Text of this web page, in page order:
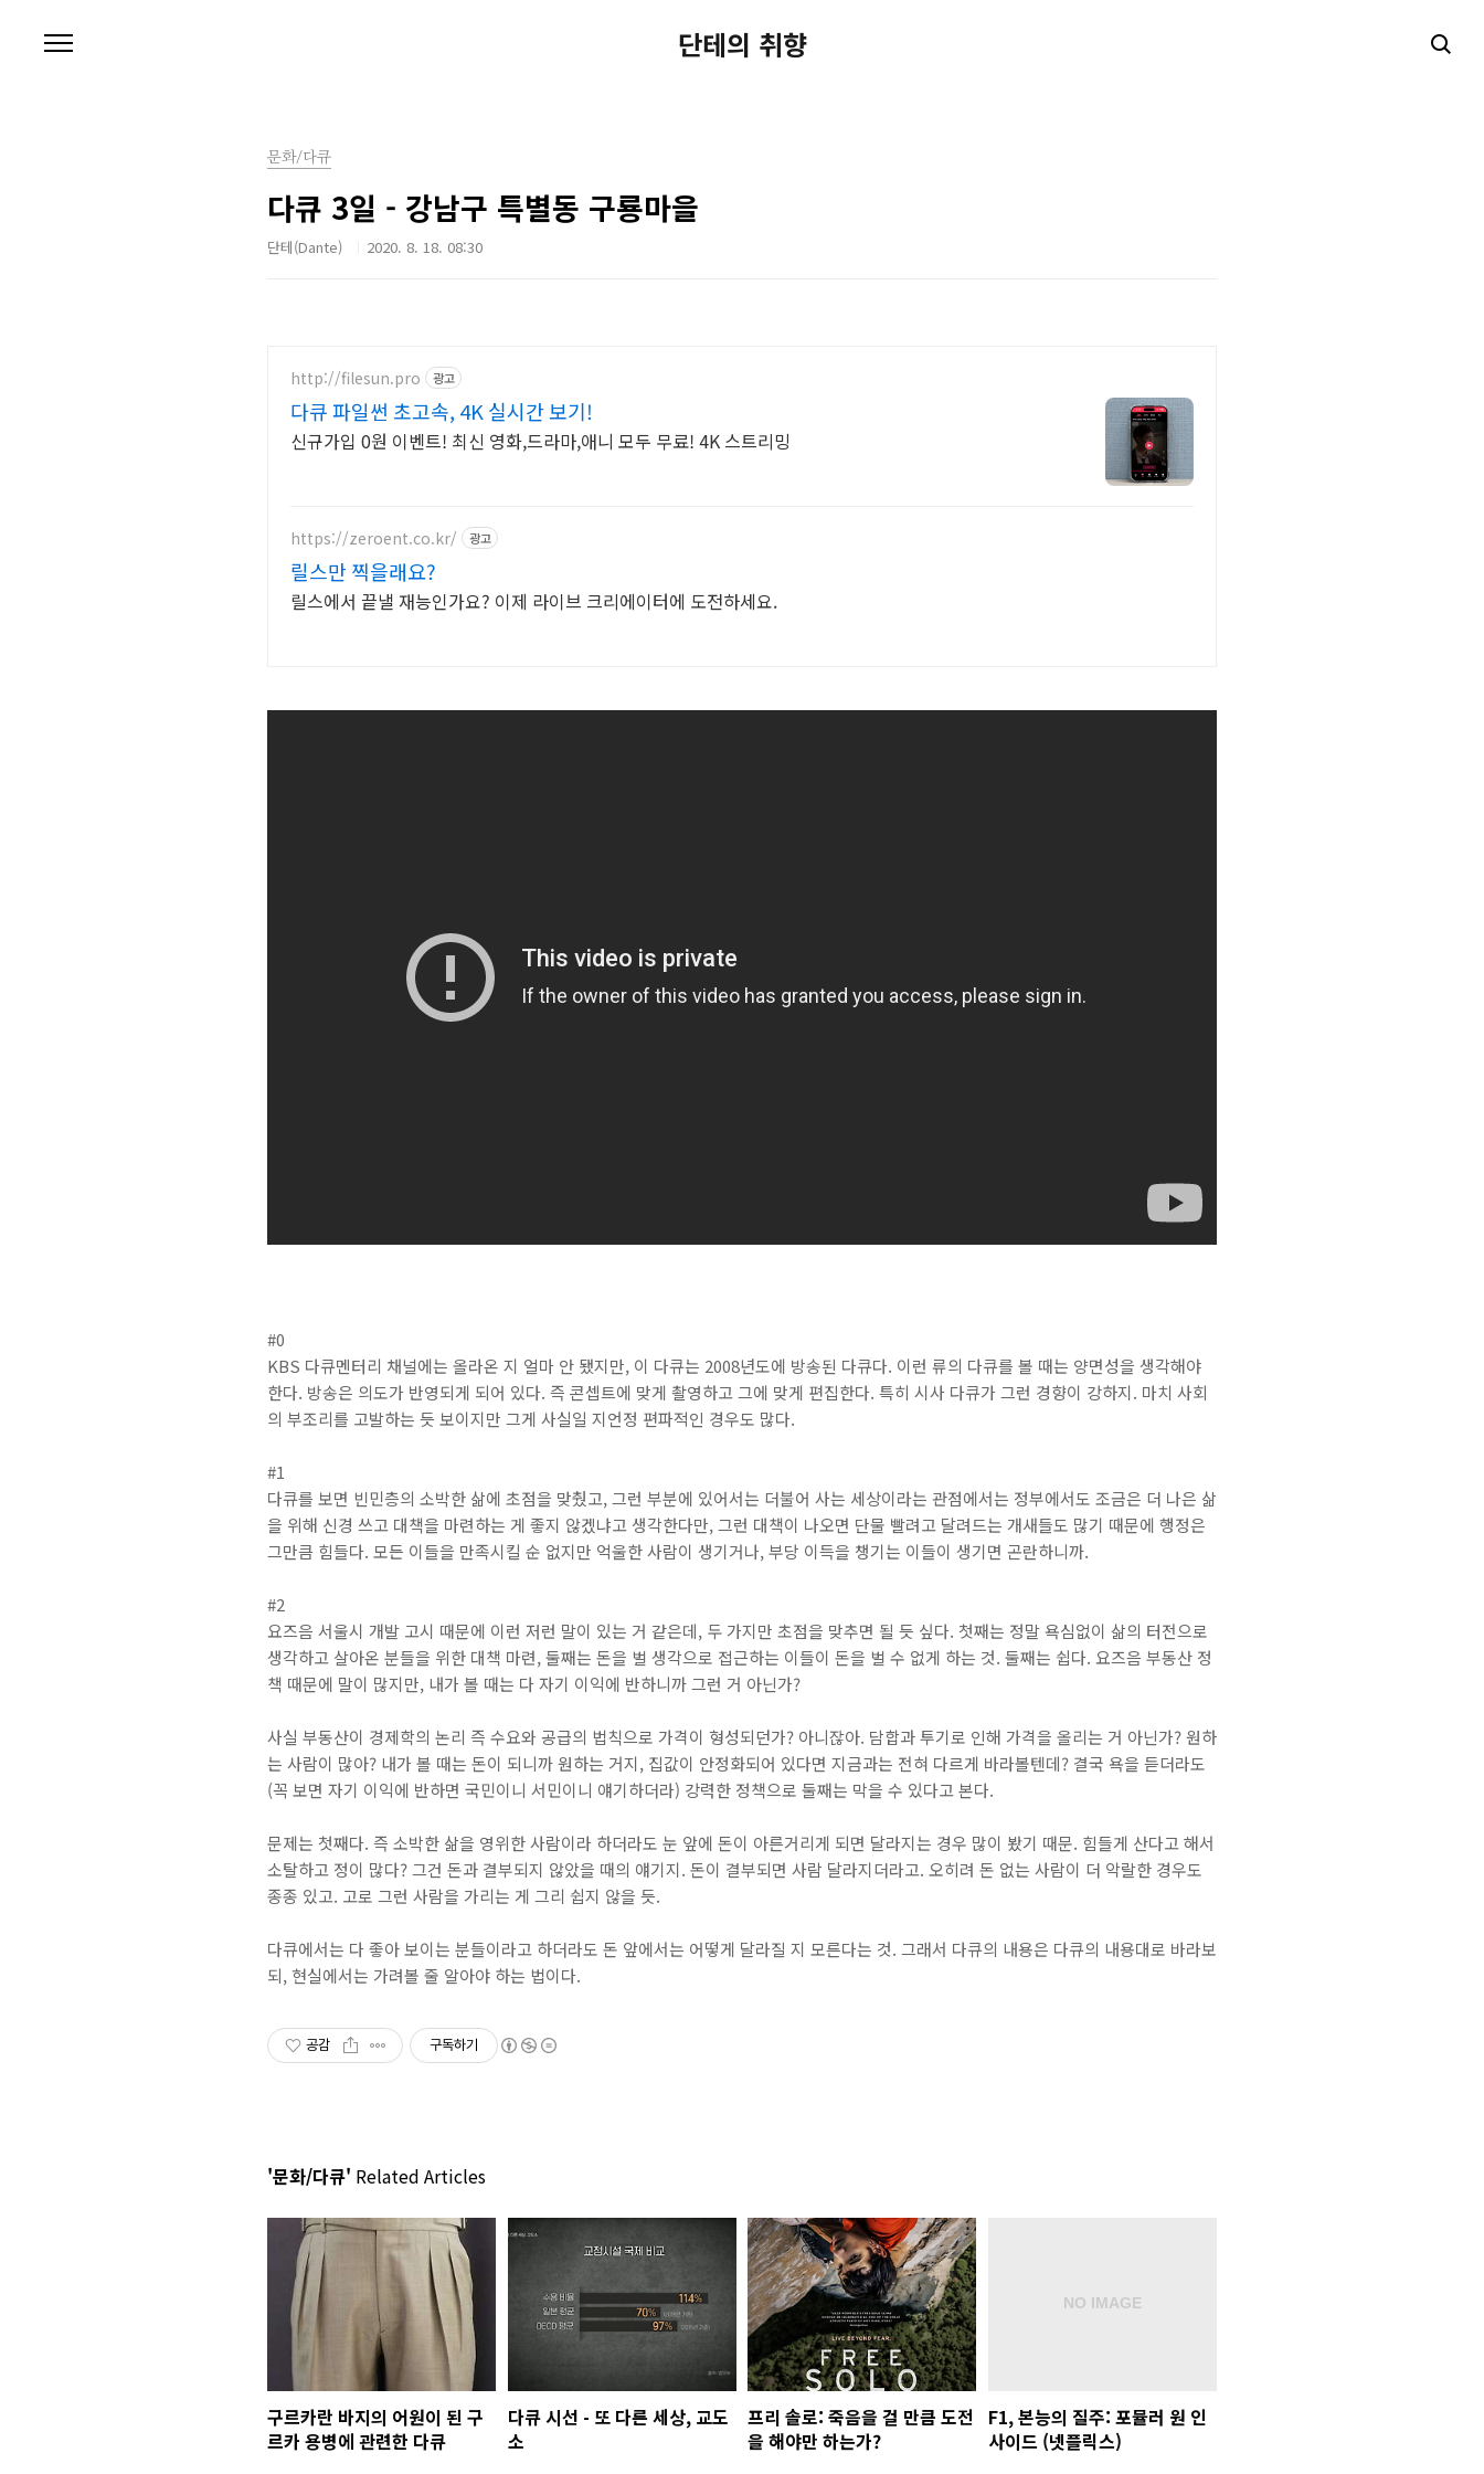
단테의 취향
문화/다큐
다큐 3일 - 강남구 특별동 구룡마을
단테(Dante) 2020. 8. 18. 08:30
http://filesun.pro 광고
다큐 파일썬 초고속, 4K 실시간 보기!
신규가입 0원 이벤트! 최신 영화,드라마,애니 모두 무료! 4K 스트리밍
https://zeroent.co.kr/ 광고
릴스만 찍을래요?
릴스에서 끝낼 재능인가요? 이제 라이브 크리에이터에 도전하세요.
#0
KBS 다큐멘터리 채널에는 올라온 지 얼마 안 됐지만, 이 다큐는 2008년도에 방송된 다큐다. 이런 류의 다큐를 볼 때는 양면성을 생각해야
한다. 방송은 의도가 반영되게 되어 있다. 즉 콘셉트에 맞게 촬영하고 그에 맞게 편집한다. 특히 시사 다큐가 그런 경향이 강하지. 마치 사회
의 부조리를 고발하는 듯 보이지만 그게 사실일 지언정 편파적인 경우도 많다.
#1
다큐를 보면 빈민층의 소박한 삶에 초점을 맞췄고, 그런 부분에 있어서는 더불어 사는 세상이라는 관점에서는 정부에서도 조금은 더 나은 삶
을 위해 신경 쓰고 대책을 마련하는 게 좋지 않겠냐고 생각한다만, 그런 대책이 나오면 단물 빨려고 달려드는 개새들도 많기 때문에 행정은
그만큼 힘들다. 모든 이들을 만족시킬 순 없지만 억울한 사람이 생기거나, 부당 이득을 챙기는 이들이 생기면 곤란하니까.
#2
요즈음 서울시 개발 고시 때문에 이런 저런 말이 있는 거 같은데, 두 가지만 초점을 맞추면 될 듯 싶다. 첫째는 정말 욕심없이 삶의 터전으로
생각하고 살아온 분들을 위한 대책 마련, 둘째는 돈을 벌 생각으로 접근하는 이들이 돈을 벌 수 없게 하는 것. 둘째는 쉽다. 요즈음 부동산 정
책 때문에 말이 많지만, 내가 볼 때는 다 자기 이익에 반하니까 그런 거 아닌가?
사실 부동산이 경제학의 논리 즉 수요와 공급의 법칙으로 가격이 형성되던가? 아니잖아. 담합과 투기로 인해 가격을 올리는 거 아닌가? 원하
는 사람이 많아? 내가 볼 때는 돈이 되니까 원하는 거지, 집값이 안정화되어 있다면 지금과는 전혀 다르게 바라볼텐데? 결국 욕을 듣더라도
(꼭 보면 자기 이익에 반하면 국민이니 서민이니 얘기하더라) 강력한 정책으로 둘째는 막을 수 있다고 본다.
문제는 첫째다. 즉 소박한 삶을 영위한 사람이라 하더라도 눈 앞에 돈이 아른거리게 되면 달라지는 경우 많이 봤기 때문. 힘들게 산다고 해서
소탈하고 정이 많다? 그건 돈과 결부되지 않았을 때의 얘기지. 돈이 결부되면 사람 달라지더라고. 오히려 돈 없는 사람이 더 악랄한 경우도
종종 있고. 고로 그런 사람을 가리는 게 그리 쉽지 않을 듯.
다큐에서는 다 좋아 보이는 분들이라고 하더라도 돈 앞에서는 어떻게 달라질 지 모른다는 것. 그래서 다큐의 내용은 다큐의 내용대로 바라보
되, 현실에서는 가려볼 줄 알아야 하는 법이다.
공감 구독하기
'문화/다큐' Related Articles
구르카란 바지의 어원이 된 구
르카 용병에 관련한 다큐
다큐 시선 - 또 다른 세상, 교도
소
프리 솔로: 죽음을 걸 만큼 도전
을 해야만 하는가?
F1, 본능의 질주: 포뮬러 원 인
사이드 (넷플릭스)